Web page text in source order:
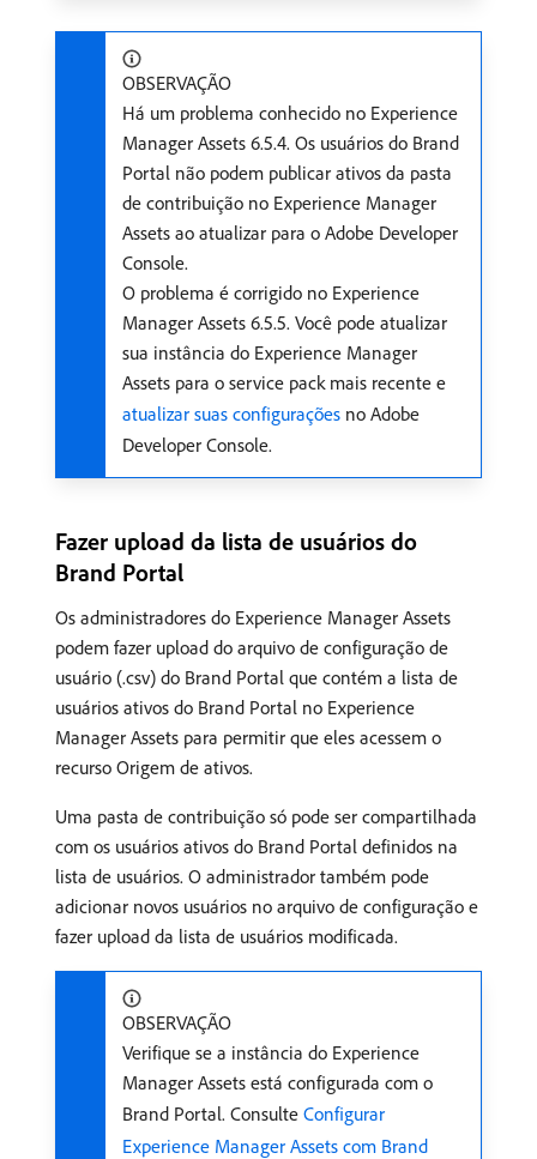
OBSERVAÇÃO
Há um problema conhecido no Experience
Manager Assets 6.5.4. Os usuários do Brand
Portal não podem publicar ativos da pasta
de contribuição no Experience Manager
Assets ao atualizar para o Adobe Developer
Console.
O problema é corrigido no Experience
Manager Assets 6.5.5. Você pode atualizar
sua instância do Experience Manager
Assets para o service pack mais recente e
atualizar suas configurações no Adobe
Developer Console.
Fazer upload da lista de usuários do
Brand Portal
Os administradores do Experience Manager Assets
podem fazer upload do arquivo de configuração de
usuário (.csv) do Brand Portal que contém a lista de
usuários ativos do Brand Portal no Experience
Manager Assets para permitir que eles acessem o
recurso Origem de ativos.
Uma pasta de contribuição só pode ser compartilhada
com os usuários ativos do Brand Portal definidos na
lista de usuários. O administrador também pode
adicionar novos usuários no arquivo de configuração e
fazer upload da lista de usuários modificada.
OBSERVAÇÃO
Verifique se a instância do Experience
Manager Assets está configurada com o
Brand Portal. Consulte Configurar
Experience Manager Assets com Brand